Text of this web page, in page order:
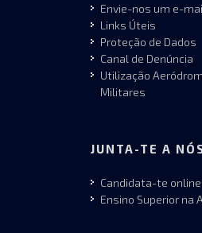
Envie-nos um e-
Links Úteis
Proteção de Dados
Canal de Denúncia
Utilização
Militares
JUNTA-TE A
Candidata-te online
Ensino Superior na